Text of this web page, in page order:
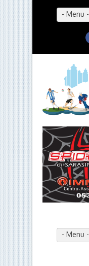
- Menu -
- Menu -